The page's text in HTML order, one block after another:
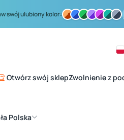
swój ulubiony kolor:
Otwórz swój sklepZwolnienie z
Polska